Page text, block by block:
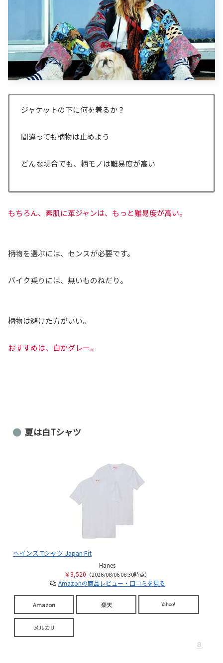
ジャケットの下に何を着るか？
間違っても柄物は止めよう
どんな場合でも、柄モノは難易度が高い
もちろん、素肌に革ジャンは、もっと難易度が高い。
柄物を選ぶには、センスが必要です。
バイク乗りには、無いものねだり。
柄物は避けた方がいい。
おすすめは、白かグレー。
夏は白Tシャツ
ヘインズ Tシャツ Japan Fit
Hanes
￥3,520 （2026/08/06 08:30時点）
Amazonの商品レビュー・口コミを見る
Amazon 楽天 Yahoo!
メルカリ